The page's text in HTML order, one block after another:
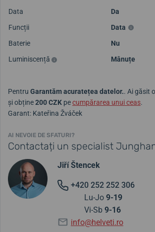
Data
Da
Funcții
Data
Baterie
Nu
Luminiscență
Mânuțe
Pentru Garantăm acuratețea datelor.. Ai găsit
și obține200 CZK pecumpărarea unui ceas.
Garant: Kateřina Žváček
AI NEVOIE DE SFATURI?
Contactați un specialist
Jiří Štencek
+420 252 252 306
Lu-Jo 9-19
Vi-Sb 9-16
info@helveti.ro